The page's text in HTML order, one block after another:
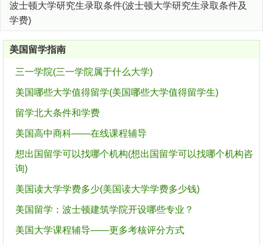
波士顿大学研究生录取条件(波士顿大学研究生录取条件及
学费)
美国留学指南
三一学院(三一学院属于什么大学)
美国哪些大学值得留学(美国哪些大学值得留学生)
留学北大条件和学费
美国高中商科——在线课程辅导
想出国留学可以找哪个机构(想出国留学可以找哪个机构咨
询)
美国读大学学费多少(美国读大学学费多少钱)
美国留学：波士顿建筑学院开设哪些专业？
美国大学课程辅导——更多考核评分方式